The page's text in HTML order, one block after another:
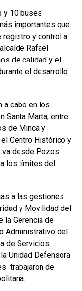
y 10 buses
importantes que
registro y control a
Rafael
de calidad y el
el desarrollo
a cabo en los
Santa Marta, entre
de Minca y
el Centro Histórico y
va desde Pozos
los límites del
a las gestiones
y Movilidad del
la Gerencia de
Administrativo del
de Servicios
Unidad Defensora
trabajaron de